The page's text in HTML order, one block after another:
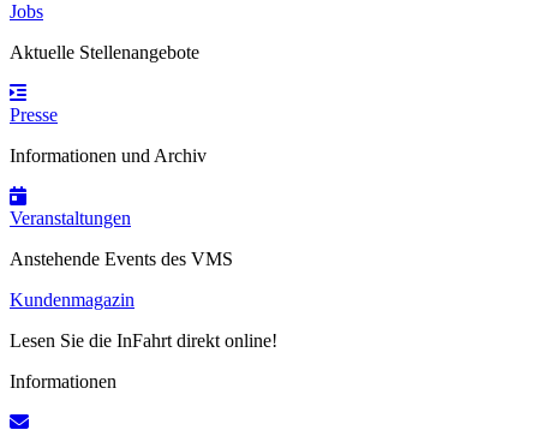
Jobs
Aktuelle Stellenangebote
Presse
Informationen und Archiv
Veranstaltungen
Anstehende Events des VMS
Kundenmagazin
Lesen Sie die InFahrt direkt online!
Informationen